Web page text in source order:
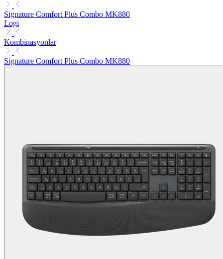
Signature Comfort Plus Combo MK880
Logi
Kombinasyonlar
Signature Comfort Plus Combo MK880